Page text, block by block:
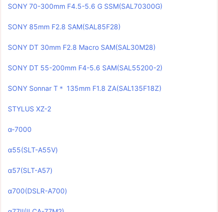
SONY 70-300mm F4.5-5.6 G SSM(SAL70300G)
SONY 85mm F2.8 SAM(SAL85F28)
SONY DT 30mm F2.8 Macro SAM(SAL30M28)
SONY DT 55-200mm F4-5.6 SAM(SAL55200-2)
SONY Sonnar T＊ 135mm F1.8 ZA(SAL135F18Z)
STYLUS XZ-2
α-7000
α55(SLT-A55V)
α57(SLT-A57)
α700(DSLR-A700)